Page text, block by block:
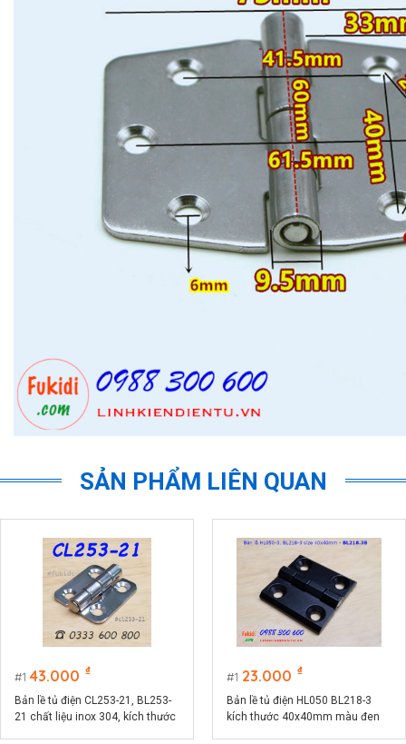
SẢN PHẨM LIÊN QUAN
1 43.000 ₫
Bản lề tủ điện CL253-21, BL253-
21 chất liệu inox 304, kích thước
1 23.000 ₫
Bản lề tủ điện HL050 BL218-3
kích thước 40x40mm màu đen